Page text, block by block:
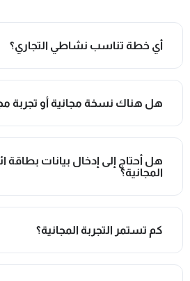
أي خطة تناسب نشاطي التجاري؟
هل هناك نسخة مجانية أو تجربة
هل أحتاج إلى إدخال بيانات بطاقة
المجانية؟
كم تستمر التجربة المجانية؟